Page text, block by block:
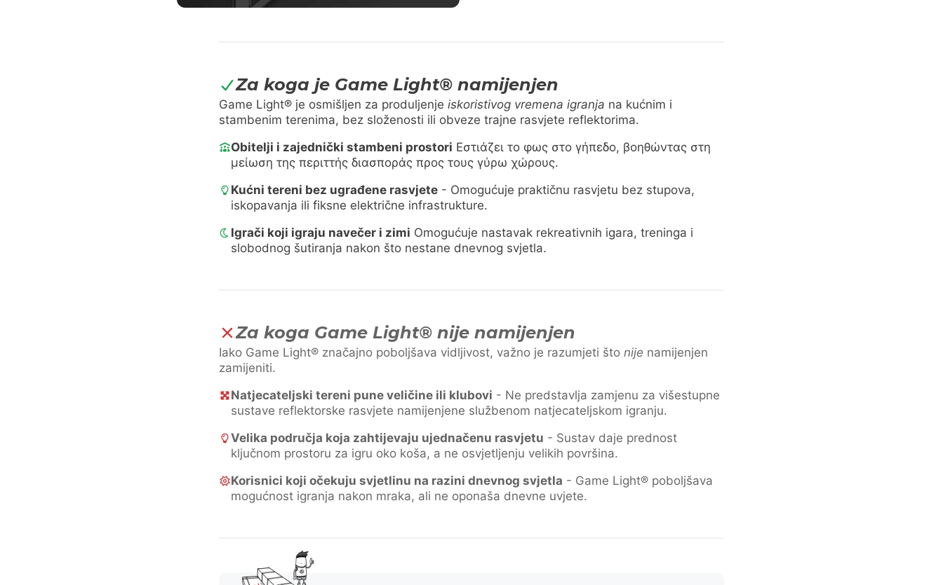
Za koga je Game Light® namijenjen
Game Light® je osmišljen za produljenje iskoristivog vremena igranja na kućnim i
stambenim terenima, bez složenosti ili obveze trajne rasvjete reflektorima.
Obitelji i zajednički stambeni prostori Εστιάζει το φως στο γήπεδο, βοηθώντας στη
μείωση της περιττής διασποράς προς τους γύρω χώρους.
Kućni tereni bez ugrađene rasvjete - Omogućuje praktičnu rasvjetu bez stupova,
iskopavanja ili fiksne električne infrastrukture.
Igrači koji igraju navečer i zimi Omogućuje nastavak rekreativnih igara, treninga i
slobodnog šutiranja nakon što nestane dnevnog svjetla.
Za koga Game Light® nije namijenjen
Iako Game Light® značajno poboljšava vidljivost, važno je razumjeti što nije namijenjen
zamijeniti.
Natjecateljski tereni pune veličine ili klubovi - Ne predstavlja zamjenu za višestupne
sustave reflektorske rasvjete namijenjene službenom natjecateljskom igranju.
Velika područja koja zahtijevaju ujednačenu rasvjetu - Sustav daje prednost
ključnom prostoru za igru oko koša, a ne osvjetljenju velikih površina.
Korisnici koji očekuju svjetlinu na razini dnevnog svjetla - Game Light® poboljšava
mogućnost igranja nakon mraka, ali ne oponaša dnevne uvjete.